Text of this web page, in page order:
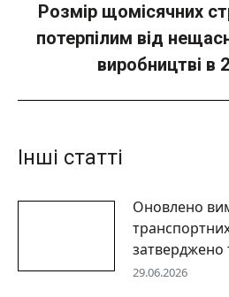
Next
post:
Розмір щомісячних
потерпілим від
виробництві в
Інші статті
Оновлено
затверджено
29.06.2026